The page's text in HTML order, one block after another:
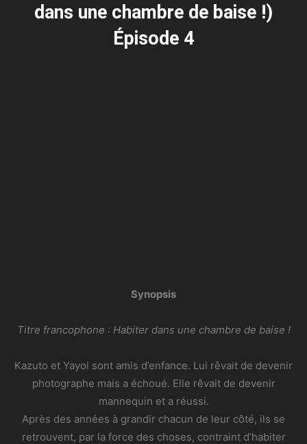
dans une chambre de baise !)
Épisode 4
Synopsis
Titre francophone : Habiter dans une chambre de baise !
Kazuto et Yayoi sont amis d’enfance. Lui rêvait de devenir
photographe mais a échoué. Elle rêvait de devenir
mannequin et a réussi.
Après des années à grandir chacun de leur côté, ils se
retrouvent, par la force des choses, contraint d’habiter